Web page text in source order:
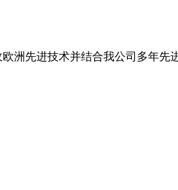
洲先进技术并结合我公司多年